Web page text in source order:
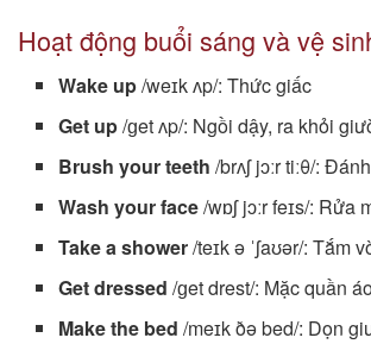
Hoạt động buổi sáng và vệ
Wake up/weɪk ʌp/: Thức giấc
Get up/ɡet ʌp/: Ngồi dậy, ra khỏi
Brush your teeth /brʌʃ jɔːr tiːθ/:
Wash your face/wɒʃ jɔːr feɪs/: Rửa
Take a shower/teɪk ə ˈʃaʊər/: Tắm
Get dressed /ɡet drest/: Mặc quần
Make the bed /meɪk ðə bed/: Dọn